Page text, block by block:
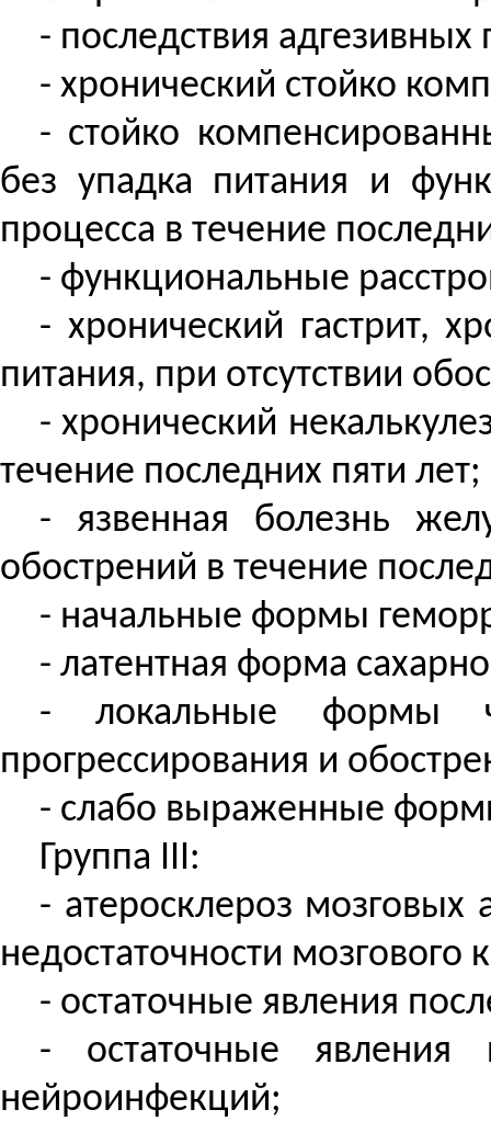
- последствия
- хронический стойко
- стойко
без упадка питания и
процесса в течение
- функциональные
- хронический гастрит,
питания, при отсутствии
- хронический
течение последних пяти лет;
- язвенная болезнь
обострений в течение
- начальные формы
- латентная форма
- локальные формы
прогрессирования и
- слабо выраженные
Группа III:
- атеросклероз
недостаточности
- остаточные явления
- остаточные явления
нейроинфекций;